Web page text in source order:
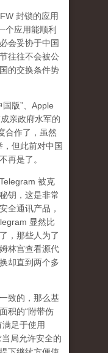
封锁的应用
个应用能顺利
会妥协于中国
往往不会被公
的交换条件势
版”、Apple
亲政府水军的
合作了，虽然
但此前对中国
再是了。
被克
钥，这是非常
全通讯产品，
显然比
，那些人为了
林宫查看源代
却直到两个多
致的，那么基
积的“附带伤
足于使用
局允许安全的